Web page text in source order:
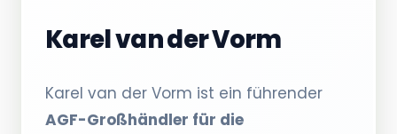
Karel van der Vorm
Karel van der Vorm ist ein führender
AGF-Großhändler für die